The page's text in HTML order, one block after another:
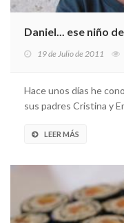
Daniel... ese niño
19 de Julio de 2011
Hace unos días he
sus padres Cristina y
LEER MÁS